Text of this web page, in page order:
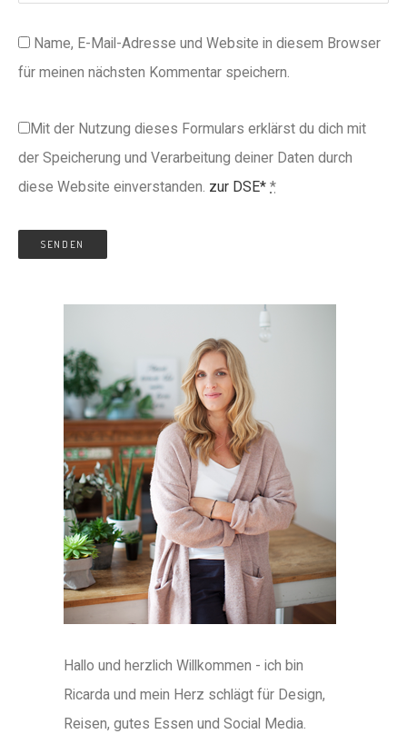
Name, E-Mail-Adresse und Website in diesem Browser
für meinen nächsten Kommentar speichern.
Mit der Nutzung dieses Formulars erklärst du dich mit
der Speicherung und Verarbeitung deiner Daten durch
diese Website einverstanden. zur DSE* *
Hallo und herzlich Willkommen - ich bin
Ricarda und mein Herz schlägt für Design,
Reisen, gutes Essen und Social Media.